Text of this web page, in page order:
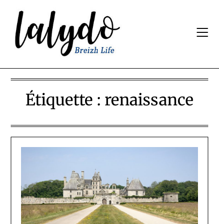
content
Étiquette : renaissance